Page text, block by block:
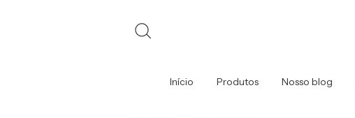
Início Produtos Nosso blog